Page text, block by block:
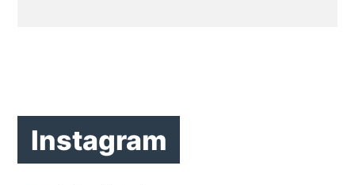
Instagram